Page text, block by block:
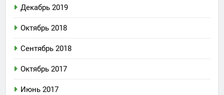
Декабрь 2019
Октябрь 2018
Сентябрь 2018
Октябрь 2017
Июнь 2017